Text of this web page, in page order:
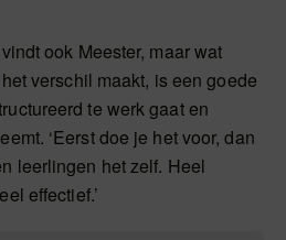
ook Meester, maar wat
verschil maakt, is een goede
te werk gaat en
‘Eerst doe je het voor, dan
leerlingen het zelf. Heel
effectief.’